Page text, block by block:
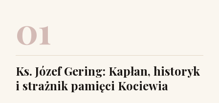
01
Ks. Józef Gering: Kapłan, historyk
i strażnik pamięci Kociewia